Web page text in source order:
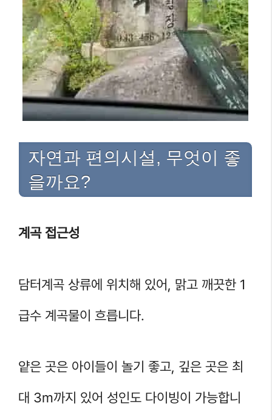
자연과 편의시설, 무엇이 좋
을까요?
계곡 접근성
담터계곡 상류에 위치해 있어, 맑고 깨끗한 1
급수 계곡물이 흐릅니다.
얕은 곳은 아이들이 놀기 좋고, 깊은 곳은 최
대 3m까지 있어 성인도 다이빙이 가능합니